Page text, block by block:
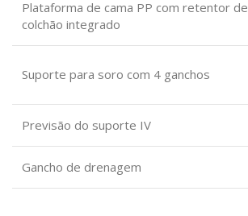
Plataforma de cama PP com retentor de
colchão integrado
Suporte para soro com 4 ganchos
Previsão do suporte IV
Gancho de drenagem